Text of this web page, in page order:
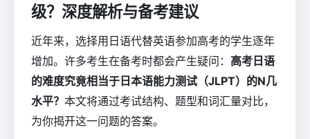
级？深度解析与备考建议
近年来，选择用日语代替英语参加高考的学生逐年
增加。许多考生在备考时都会产生疑问： 高考日语
的难度究竟相当于日本语能力测试（JLPT）的N几
水平？ 本文将通过考试结构、题型和词汇量对比，
为你揭开这一问题的答案。